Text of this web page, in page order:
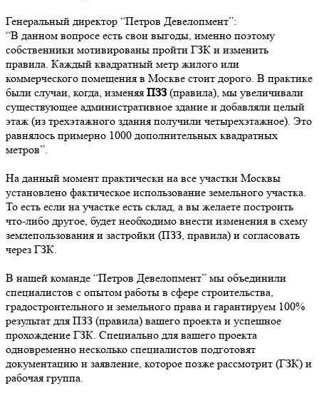
Генеральный директор “Петров Девелопмент”:
“В данном вопросе есть свои выгоды, именно поэтому
собственники мотивированы пройти ГЗК и изменить
правила. Каждый квадратный метр жилого или
коммерческого помещения в Москве стоит дорого. В практике
были случаи, когда, изменяя ПЗЗ (правила), мы увеличивали
существующее административное здание и добавляли целый
этаж (из трехэтажного здания получили четырехэтажное). Это
равнялось примерно 1000 дополнительных квадратных
метров”.
На данный момент практически на все участки Москвы
установлено фактическое использование земельного участка.
То есть если на участке есть склад, а вы желаете построить
что-либо другое, будет необходимо внести изменения в схему
землепользования и застройки (ПЗЗ, правила) и согласовать
через ГЗК.
В нашей команде “Петров Девелопмент” мы объединили
специалистов с опытом работы в сфере строительства,
градостроительного и земельного права и гарантируем 100%
результат для ПЗЗ (правила) вашего проекта и успешное
прохождение ГЗК. Специально для вашего проекта
одновременно несколько специалистов подготовят
документацию и заявление, которое позже рассмотрит (ГЗК) и
рабочая группа.